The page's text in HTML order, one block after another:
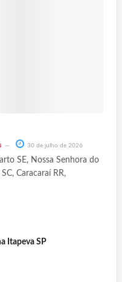
30 de julho de 2026
SE, Nossa Senhora do
Caracaraí RR,
Itapeva SP